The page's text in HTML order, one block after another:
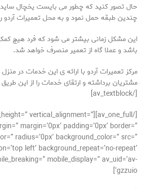
حال تصور کنید که چطور می بایست یخچال ساید
چندین طبقه حمل نمود و به محل تعمیرات آردو
این مشکل زمانی بیشتر می شود که فرد هیچ
باشد و عملا گاه از تعمیر منصرف خواهد شد.
مرکز تعمیرات آردو با ارائه ی این خدمات در
مشتریان برداشته و ارتقای خدمات را از این
[/av_textblock]
min_height=” vertical_alignment=”
margin=’0px’ padding=’0px’ border=”
radius=’0px’ background_color=” src=”
left’ background_repeat=’no-repeat’
mobile_display=” av_uid=’av-
gzzuio’]